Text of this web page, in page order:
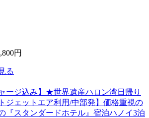
円
る
ージ込み】★世界遺産ハロン湾日帰り
ジェットエア利用/中部発】価格重視の
『スタンダードホテル』宿泊ハノイ3泊